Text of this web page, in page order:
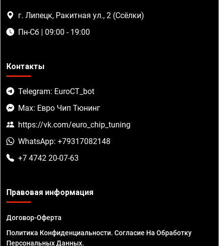
г. Липецк, Ракитная ул., 2 (Ссёлки)
Пн-Сб | 09:00 - 19:00
Контакты
Telegram: EuroCT_bot
Max: Евро Чип Тюнинг
https://vk.com/euro_chip_tuning
WhatsApp: +79317082148
+7 4742 20-07-63
Правовая информация
Договор-Оферта
Политика Конфиденциальности. Согласие На Обработку
Персональных Данных.